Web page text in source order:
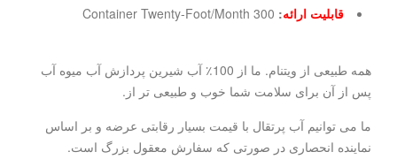
قابلیت ارائه:
300 Container Twenty-Foot/Month
همه طبیعی از ویتنام. ما از 100٪ آب شیرین پردازش آب میوه آب
پس از آن برای سلامت شما خوب و طبیعی تر از.
ما می توانیم آب پرتقال با قیمت بسیار رقابتی عرضه و بر اساس
نماینده انحصاری در صورتی که سفارش معقول بزرگ است.